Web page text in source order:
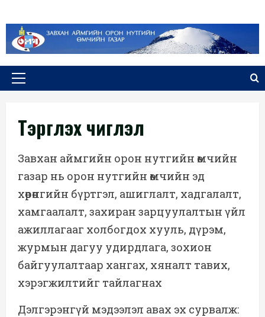
to
content
Primary
Тэргүүлэх чиглэл
Завхан аймгийн орон нутгийн өмчийн
газар нь орон нутгийн өмчийн эд
хөрөнгийн бүртгэл, ашиглалт, хадгалалт,
хамгаалалт, захиран зарцуулалтын үйл
ажиллагааг холбогдох хууль, дүрэм,
журмын дагуу удирдлага, зохион
байгуулалтаар хангах, хяналт тавих,
хэрэгжилтийг тайлагнах
Дэлгэрэнгүй мэдээлэл авах эх сурвалж: